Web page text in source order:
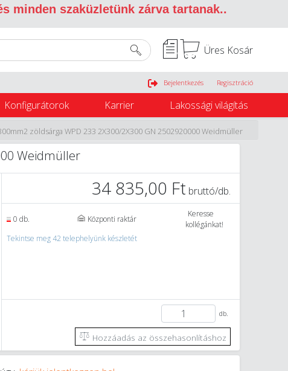
minden szaküzletünk zárva tartanak..
Üres Kosár
Belépés
Bejelentkezés Regisztráció
Konfigurátorok Karrier Lakossági világítás
zöldsárga WPD 233 2X300/2X300 GN 2502920000 Weidmüller
Weidmüller
34 835,00 Ft bruttó/db.
0 db. Központi raktár
Keresse
kollégánkat!
Tekintse meg 42 telephelyünk készletét
db.
Hozzáadás az összehasonlításhoz